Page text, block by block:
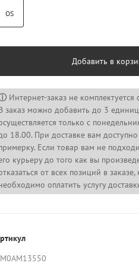
OS
Добавить в
Интернет-заказ не
заказ можно добавить до 3 единиц
только с
18.00. При доставке вам
Если товар вам не
курьеру до того как вы
от всех позиций в
оплатить услугу